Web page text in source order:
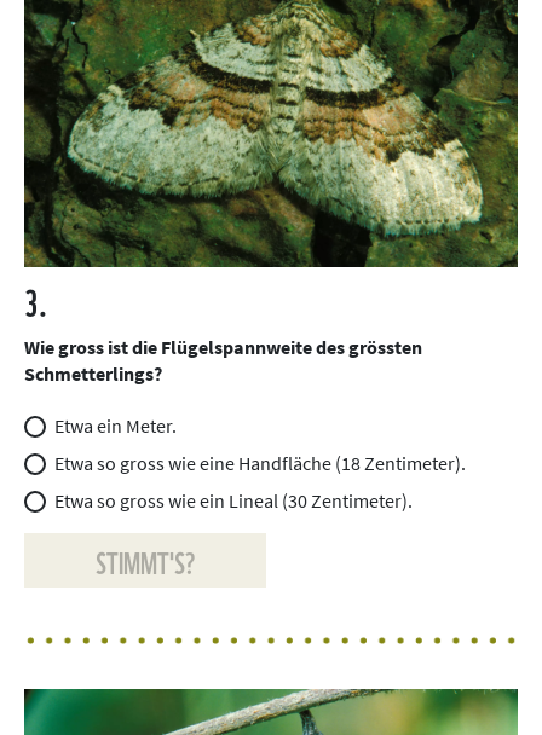
3.
Wie gross ist die Flügelspannweite des grössten
Schmetterlings?
Etwa ein Meter.
Etwa so gross wie eine Handfläche (18 Zentimeter).
Etwa so gross wie ein Lineal (30 Zentimeter).
STIMMT'S?